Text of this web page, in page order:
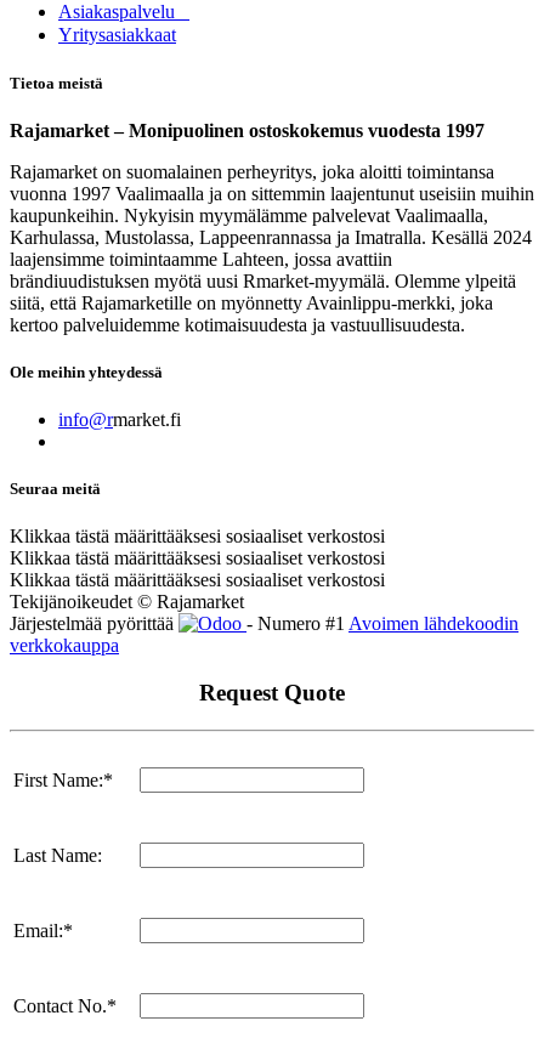
Asia​k​aspalvelu
​Yritysasiakkaat
Tietoa meistä
Rajamarket – Monipuolinen ostoskokemus vuodesta 1997
Rajamarket on suomalainen perheyritys, joka aloitti toimintansa
vuonna 1997 Vaalimaalla ja on sittemmin laajentunut useisiin muihin
kaupunkeihin. Nykyisin myymälämme palvelevat Vaalimaalla,
Karhulassa, Mustolassa, Lappeenrannassa ja Imatralla. Kesällä 2024
laajensimme toimintaamme Lahteen, jossa avattiin
brändiuudistuksen myötä uusi Rmarket-myymälä. Olemme ylpeitä
siitä, että Rajamarketille on myönnetty Avainlippu-merkki, joka
kertoo palveluidemme kotimaisuudesta ja vastuullisuudesta.
Ole meihin yhteydessä
info@rmarket.fi
Seuraa meitä
Klikkaa tästä määrittääksesi sosiaaliset verkostosi
Klikkaa tästä määrittääksesi sosiaaliset verkostosi
Klikkaa tästä määrittääksesi sosiaaliset verkostosi
Tekijänoikeudet © Rajamarket
Järjestelmää pyörittää
- Numero #1 Avoimen lähdekoodin
verkkokauppa
Request Quote
First Name:*
Last Name:
Email:*
Contact No.*